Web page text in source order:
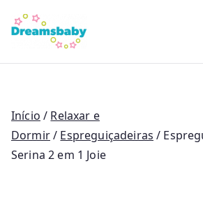
para
conteúdo
Início / Relaxar e
Dormir/ Espreguiçadeiras /
Serina 2 em 1 Joie